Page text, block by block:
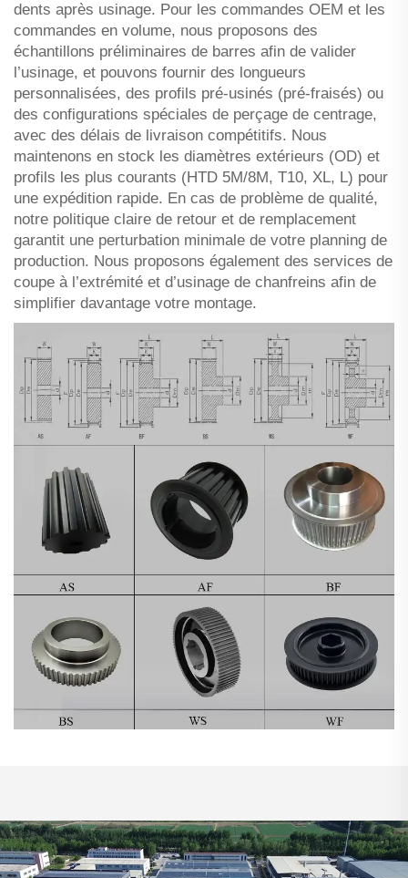
dents après usinage. Pour les commandes OEM et les
commandes en volume, nous proposons des
échantillons préliminaires de barres afin de valider
l’usinage, et pouvons fournir des longueurs
personnalisées, des profils pré-usinés (pré-fraisés) ou
des configurations spéciales de perçage de centrage,
avec des délais de livraison compétitifs. Nous
maintenons en stock les diamètres extérieurs (OD) et
profils les plus courants (HTD 5M/8M, T10, XL, L) pour
une expédition rapide. En cas de problème de qualité,
notre politique claire de retour et de remplacement
garantit une perturbation minimale de votre planning de
production. Nous proposons également des services de
coupe à l’extrémité et d’usinage de chanfreins afin de
simplifier davantage votre montage.